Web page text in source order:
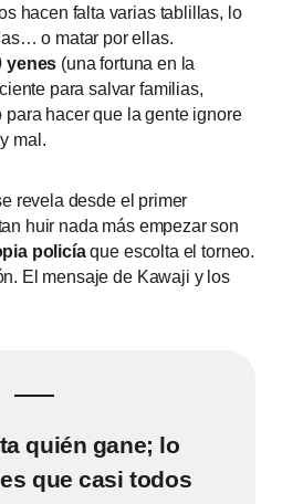
hacen falta varias tablillas, lo
o matar por ellas.
yenes (una fortuna en la
para salvar familias,
hacer que la gente ignore
mal.
revela desde el primer
huir nada más empezar son
policíaque escolta el torneo.
El mensaje de Kawaji y los
quién gane; lo
que casi todos